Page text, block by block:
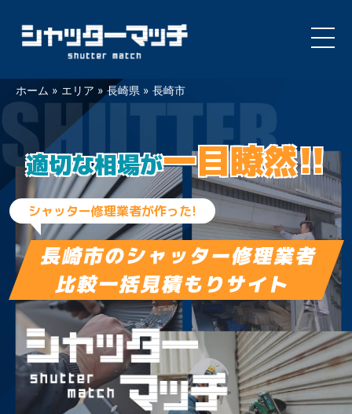
Skip
to
content
ホーム » エリア » 長崎県 » 長崎市
適切な相場が一目瞭然!!
シャッター修理業者が作った!
長崎市のシャッター修理業者
比較一括見積もりサイト